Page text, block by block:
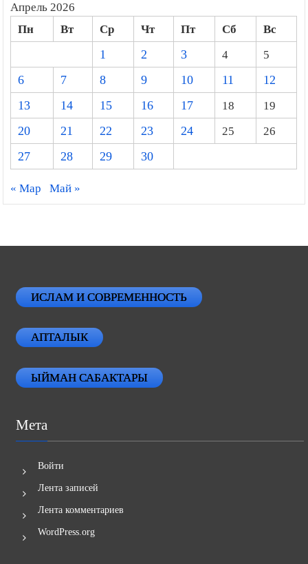
Апрель 2026
Пн Вт Ср Чт Пт Сб
Вс
1
2 3 4
5
6
7 8 9 10 11
12
13
14 15 16 17 18
19
20
21 22 23 24 25
26
27
28 29 30
« Мар Май »
ИСЛАМ И СОВРЕМЕННОСТЬ
АПТАЛЫК
ЫЙМАН САБАКТАРЫ
Мета
Войти
Лента записей
Лента комментариев
WordPress.org